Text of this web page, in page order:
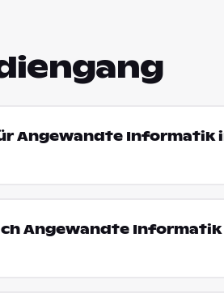
Angewandte Informatik
Angewandte Informatik